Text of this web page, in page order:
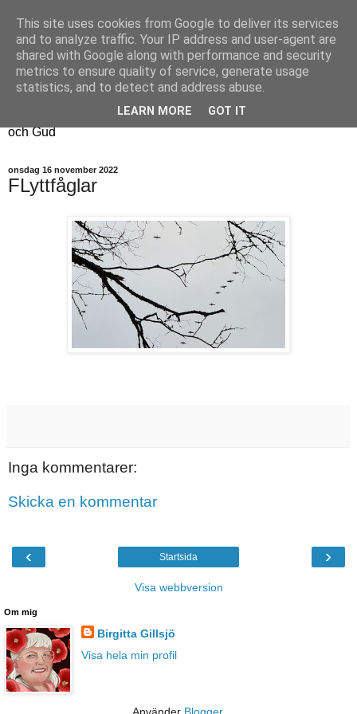
Fyren
Fyren finns för att sprida ljus i mörkret
För att påminna om guldkanterna i tillvaron
Här samsas jakt, hantverk, odling, och andra tankar om livet
och Gud
onsdag 16 november 2022
FLyttfåglar
Inga kommentarer:
Skicka en kommentar
‹ ›
Startsida
Visa webbversion
Om mig
Birgitta Gillsjö
Visa hela min profil
This site uses cookies from Google to deliver its services
and to analyze traffic. Your IP address and user-agent are
shared with Google along with performance and security
metrics to ensure quality of service, generate usage
statistics, and to detect and address abuse.
LEARN MORE GOT IT